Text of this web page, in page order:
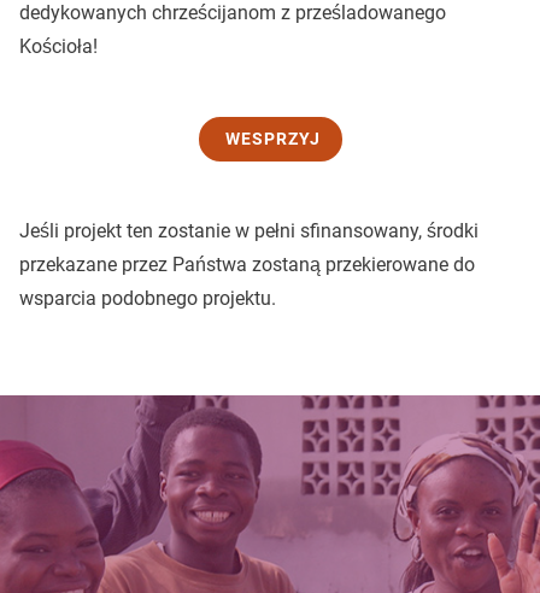
dedykowanych chrześcijanom z prześladowanego
Kościoła!
WESPRZYJ
Jeśli projekt ten zostanie w pełni sfinansowany, środki
przekazane przez Państwa zostaną przekierowane do
wsparcia podobnego projektu.